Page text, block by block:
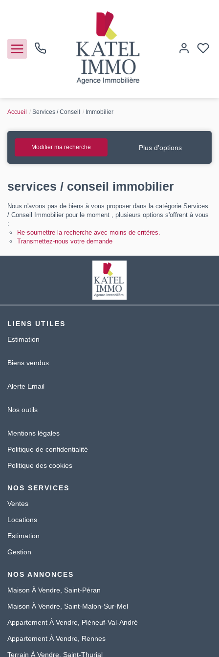
Vendre
Guide de l'immo
Accueil Services / Conseil Immobilier
Modifier ma recherche Plus d'options
services / conseil immobilier
Nous n'avons pas de biens à vous proposer dans la catégorie Services
/ Conseil Immobilier pour le moment , plusieurs options s'offrent à vous
:
Re-soumettre la recherche avec moins de critères.
Transmettez-nous votre demande
LIENS UTILES
Estimation
Biens vendus
Alerte Email
Nos outils
Mentions légales
Politique de confidentialité
Politique des cookies
NOS SERVICES
Ventes
Locations
Estimation
Gestion
NOS ANNONCES
Maison À Vendre, Saint-Péran
Maison À Vendre, Saint-Malon-Sur-Mel
Appartement À Vendre, Pléneuf-Val-André
Appartement À Vendre, Rennes
Terrain À Vendre, Saint-Thurial